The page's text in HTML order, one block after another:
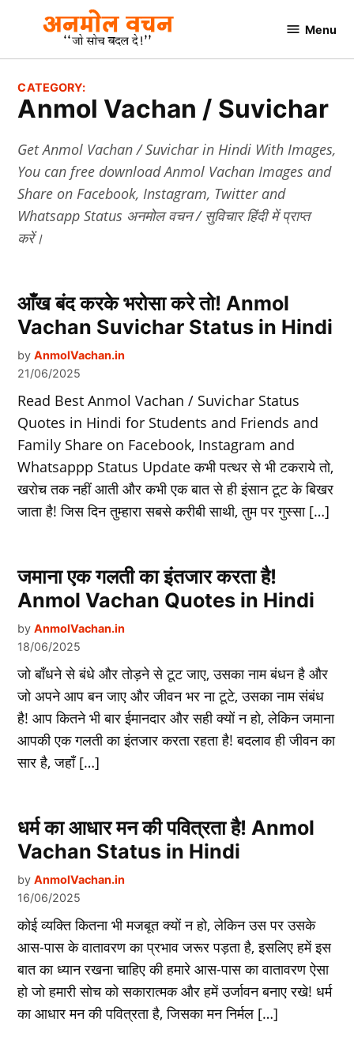
content
AnmolVachan.in
Menu
CATEGORY:
Anmol Vachan / Suvichar
Get Anmol Vachan / Suvichar in Hindi With Images,
You can free download Anmol Vachan Images and
Share on Facebook, Instagram, Twitter and
Whatsapp Status अनमोल वचन / सुविचार हिंदी में प्राप्‍त
करें।
आँख बंद करके भरोसा करे तो! Anmol
Vachan Suvichar Status in Hindi
by AnmolVachan.in
21/06/2025
Read Best Anmol Vachan / Suvichar Status
Quotes in Hindi for Students and Friends and
Family Share on Facebook, Instagram and
Whatsappp Status Update कभी पत्थर से भी टकराये तो,
खरोच तक नहीं आती और कभी एक बात से ही इंसान टूट के बिखर
जाता है! जिस दिन तुम्हारा सबसे करीबी साथी, तुम पर गुस्सा […]
जमाना एक गलती का इंतजार करता है!
Anmol Vachan Quotes in Hindi
by AnmolVachan.in
18/06/2025
जो बाँधने से बंधे और तोड़ने से टूट जाए, उसका नाम बंधन है और
जो अपने आप बन जाए और जीवन भर ना टूटे, उसका नाम संबंध
है! आप कितने भी बार ईमानदार और सही क्यों न हो, लेकिन जमाना
आपकी एक गलती का इंतजार करता रहता है! बदलाव ही जीवन का
सार है, जहाँ […]
धर्म का आधार मन की पवित्रता है! Anmol
Vachan Status in Hindi
by AnmolVachan.in
16/06/2025
कोई व्यक्ति कितना भी मजबूत क्यों न हो, लेकिन उस पर उसके
आस-पास के वातावरण का प्रभाव जरूर पड़ता है, इसलिए हमें इस
बात का ध्‍यान रखना चाहिए की हमारे आस-पास का वातावरण ऐसा
हो जो हमारी सोच को सकारात्मक और हमें उर्जावन बनाए रखे! धर्म
का आधार मन की पवित्रता है, जिसका मन निर्मल […]